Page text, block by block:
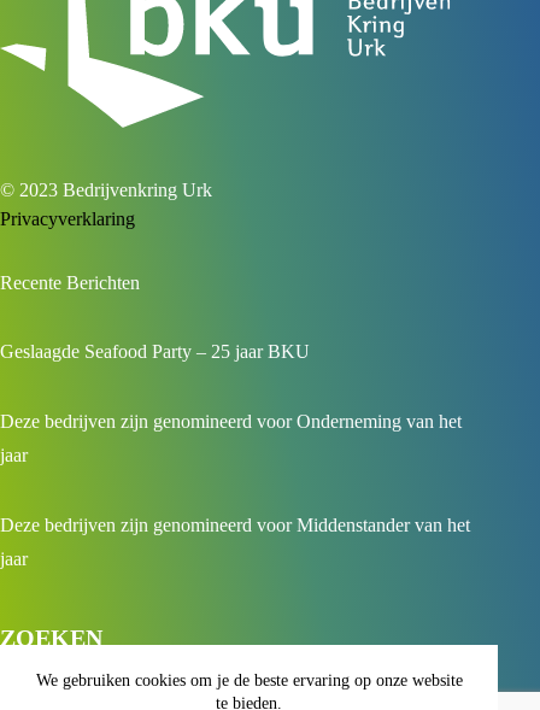
We gebruiken cookies om je de beste ervaring op onze website
te bieden.
© 2023 Bedrijvenkring Urk
Privacyverklaring
Recente Berichten
Geslaagde Seafood Party – 25 jaar BKU
Deze bedrijven zijn genomineerd voor Onderneming van het
jaar
Deze bedrijven zijn genomineerd voor Middenstander van het
jaar
ZOEKEN